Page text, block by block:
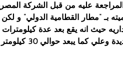
مصرية ، وتم المراجعة عليه من قبل الشركة
بـ “مطار القطامية الدولي” و
حيث انه يقع بعد عدة
الادارية الجديدة بمنطقة القطامية